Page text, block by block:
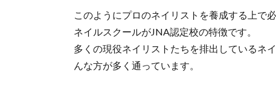
このようにプロのネイリストを養成する上で
ネイルスクールがJNA認定校の特徴です。
多くの現役ネイリストたちを排出しているネ
んな方が多く通っています。